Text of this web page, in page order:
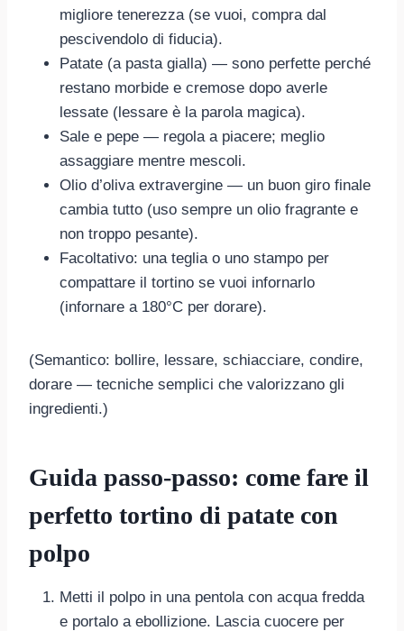
migliore tenerezza (se vuoi, compra dal
pescivendolo di fiducia).
Patate (a pasta gialla) — sono perfette perché
restano morbide e cremose dopo averle
lessate (lessare è la parola magica).
Sale e pepe — regola a piacere; meglio
assaggiare mentre mescoli.
Olio d’oliva extravergine — un buon giro finale
cambia tutto (uso sempre un olio fragrante e
non troppo pesante).
Facoltativo: una teglia o uno stampo per
compattare il tortino se vuoi infornarlo
(infornare a 180°C per dorare).
(Semantico: bollire, lessare, schiacciare, condire,
dorare — tecniche semplici che valorizzano gli
ingredienti.)
Guida passo-passo: come fare il
perfetto tortino di patate con
polpo
Metti il polpo in una pentola con acqua fredda
e portalo a ebollizione. Lascia cuocere per